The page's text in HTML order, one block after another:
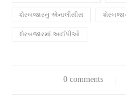
શેરબજારનું એનાલીસીસ
શેરબજારમાં આઈપીઓ
0 comments